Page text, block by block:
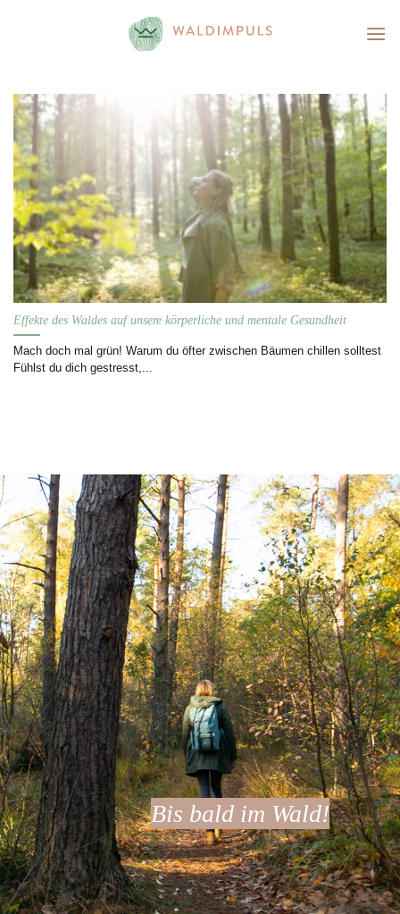
Effekte des Waldes auf unsere körperliche und mentale Gesundheit
Mach doch mal grün! Warum du öfter zwischen Bäumen chillen solltest
Fühlst du dich gestresst,...
Bis bald im Wald!